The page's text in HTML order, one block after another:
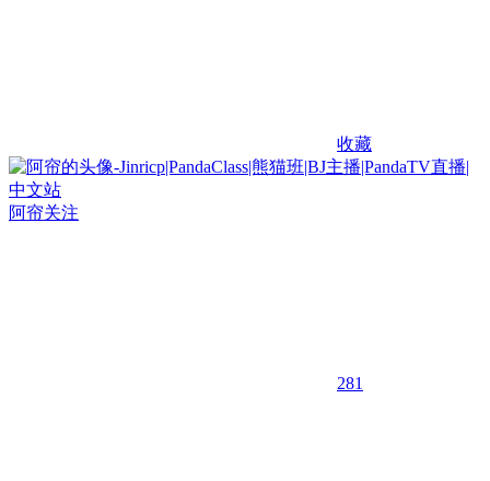
收藏
阿帘关注
281